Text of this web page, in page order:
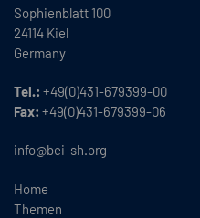
Sophienblatt 100
24114 Kiel
Germany
Tel.: +49(0)431-679399-00
Fax: +49(0)431-679399-06
info@bei-sh.org
Home
Themen